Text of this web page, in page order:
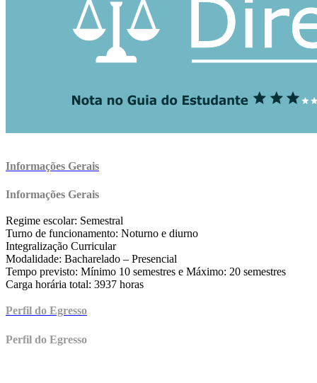
Informações Gerais
Informações Gerais
Regime escolar: Semestral
Turno de funcionamento: Noturno e diurno
Integralização Curricular
Modalidade: Bacharelado – Presencial
Tempo previsto: Mínimo 10 semestres e Máximo: 20 semestres
Carga horária total: 3937 horas
Perfil do Egresso
Perfil do Egresso